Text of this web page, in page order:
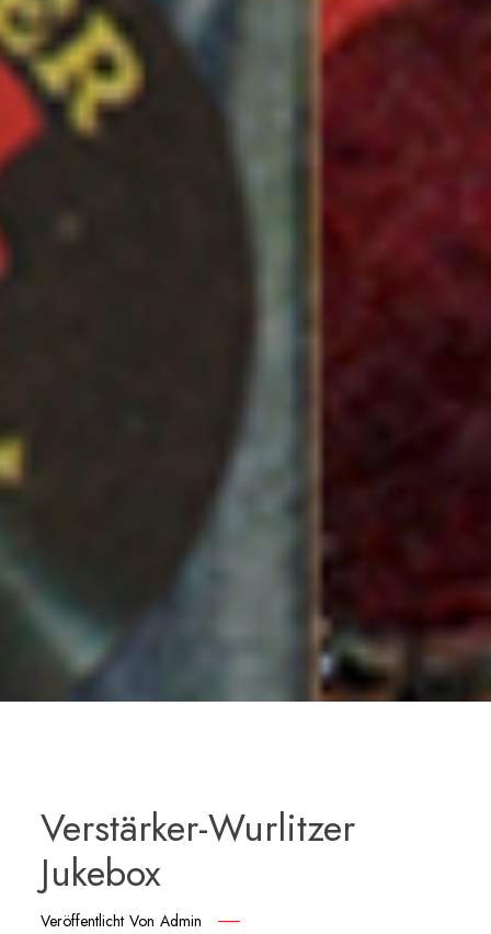
Verstärker-Wurlitzer
Jukebox
Veröffentlicht VonAdmin